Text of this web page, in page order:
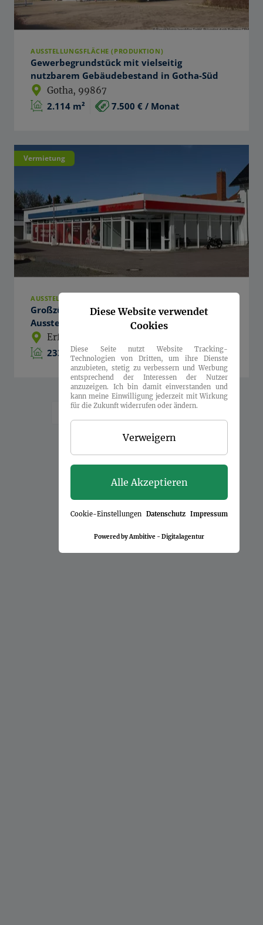
Diese Website verwendet
Cookies
Diese Seite nutzt Website Tracking-
Technologien von Dritten, um ihre Dienste
anzubieten, stetig zu verbessern und Werbung
entsprechend der Interessen der Nutzer
anzuzeigen. Ich bin damit einverstanden und
kann meine Einwilligung jederzeit mit Wirkung
für die Zukunft widerrufen oder ändern.
Verweigern
Alle Akzeptieren
Cookie-Einstellungen Datenschutz Impressum
Powered by Ambitive - Digitalagentur
AUSSTELLUNGSFLÄCHE (PRODUKTION)
Gewerbegrundstück mit vielseitig
nutzbarem Gebäudebestand in Gotha-Süd
Gotha, 99867
2.114 m² 7.500 € / Monat
Vermietung
AUSSTELLUNGSFLÄCHE
Großzügige Gewerbeeinheit auf 500m² mit
Ausstellungsflächen, Büros und Werkstatt
Erfurt
233 m² 3.500 € / Monat